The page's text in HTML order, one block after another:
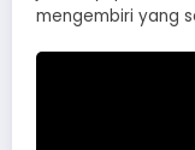
mengembiri yang